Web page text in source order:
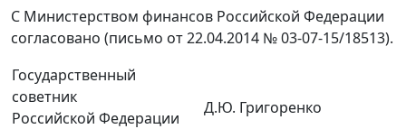
С Министерством финансов Российской Федерации
согласовано (письмо от 22.04.2014 № 03-07-15/18513).
Государственный
советник
Российской Федерации
Д.Ю. Григоренко